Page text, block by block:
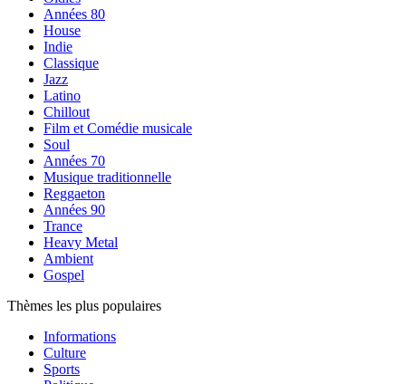
Années 80
House
Indie
Classique
Jazz
Latino
Chillout
Film et Comédie musicale
Soul
Années 70
Musique traditionnelle
Reggaeton
Années 90
Trance
Heavy Metal
Ambient
Gospel
Thèmes les plus populaires
Informations
Culture
Sports